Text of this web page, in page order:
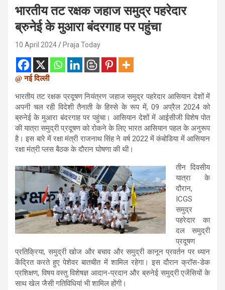
भारतीय तट रक्षक जहाज समुद्र पहरेदार
ब्रुनेई के मुआरा बंदरगाह पर पहुंचा
10 April 2024 Praja Today
@ नई दिल्ली
भारतीय तट रक्षक प्रदूषण नियंत्रण जहाज समुद्र पहरेदार आसियान देशों में
अपनी चल रही विदेशी तैनाती के हिस्से के रूप में, 09 अप्रैल 2024 को
ब्रुनेई के मुआरा बंदरगाह पर पहुंचा। आसियान देशों में आईसीजी विशेष पोत
की यात्रा समुद्री प्रदूषण को रोकने के लिए भारत आसियान पहल के अनुरूप
है। इस बारे में रक्षा मंत्री राजनाथ सिंह ने वर्ष 2022 में कंबोडिया में आसियान
रक्षा मंत्री प्लस बैठक के दौरान घोषणा की थी।
तीन दिवसीय
यात्रा के
दौरान,
ICGS
समुद्र
पहरेदार का
दल समुद्री
प्रदूषण
प्रतिक्रिया, समुद्री खोज और बचाव और समुद्री कानून प्रवर्तन पर ध्यान
केंद्रित करते हुए पेशेवर बातचीत में शामिल रहेगा। इस दौरान क्रॉस-डेक
प्रशिक्षण, विषय वस्तु विशेषज्ञ आदान-प्रदान और ब्रुनेई समुद्री एजेंसियों के
साथ खेल जैसी गतिविधियां भी शामिल होंगी।